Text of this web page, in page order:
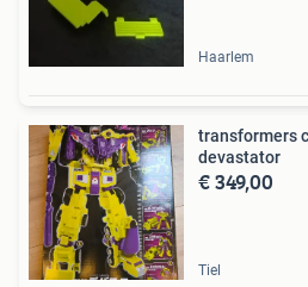
Haarlem
transformers
devastator
€ 349,00
Tiel